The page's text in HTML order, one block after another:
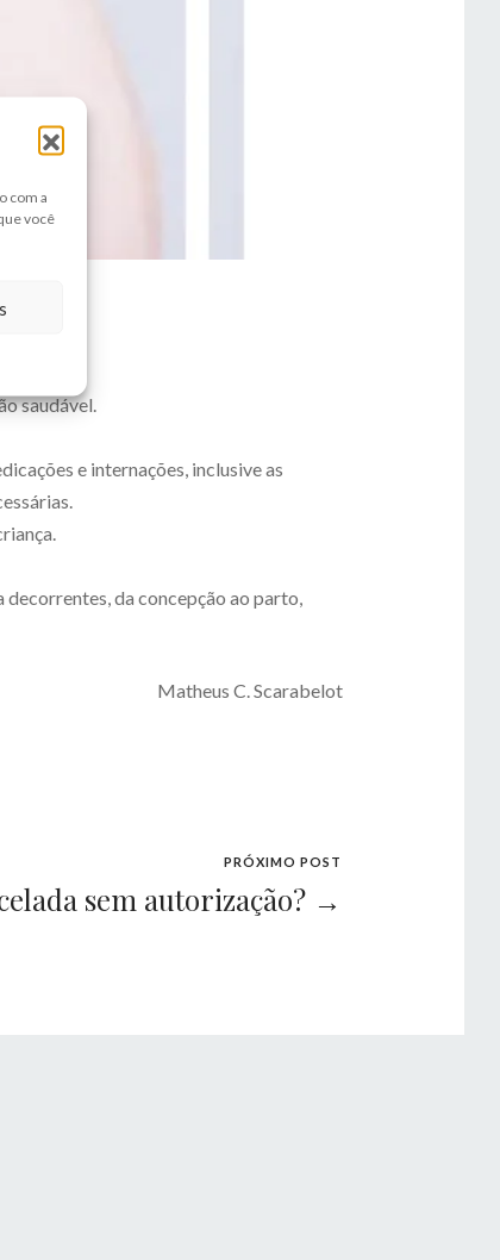
com a
você
saudável.
e internações, inclusive as
da concepção ao parto,
Matheus C. Scarabelot
PRÓXIMO POST
sem autorização? →